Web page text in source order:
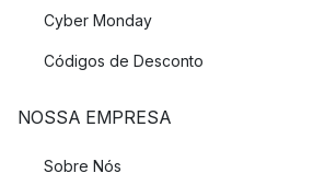
Cyber Monday
Códigos de Desconto
NOSSA EMPRESA
Sobre Nós